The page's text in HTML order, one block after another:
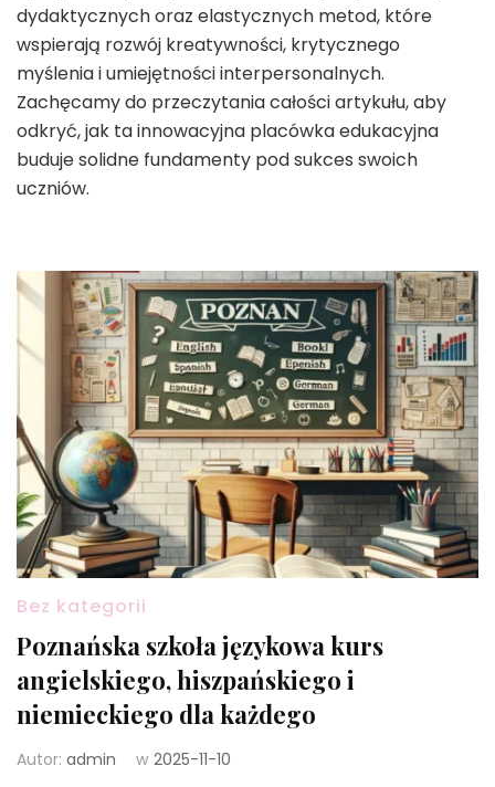
dydaktycznych oraz elastycznych metod, które
wspierają rozwój kreatywności, krytycznego
myślenia i umiejętności interpersonalnych.
Zachęcamy do przeczytania całości artykułu, aby
odkryć, jak ta innowacyjna placówka edukacyjna
buduje solidne fundamenty pod sukces swoich
uczniów.
Bez kategorii
Poznańska szkoła językowa kurs
angielskiego, hiszpańskiego i
niemieckiego dla każdego
Autor: admin w 2025-11-10